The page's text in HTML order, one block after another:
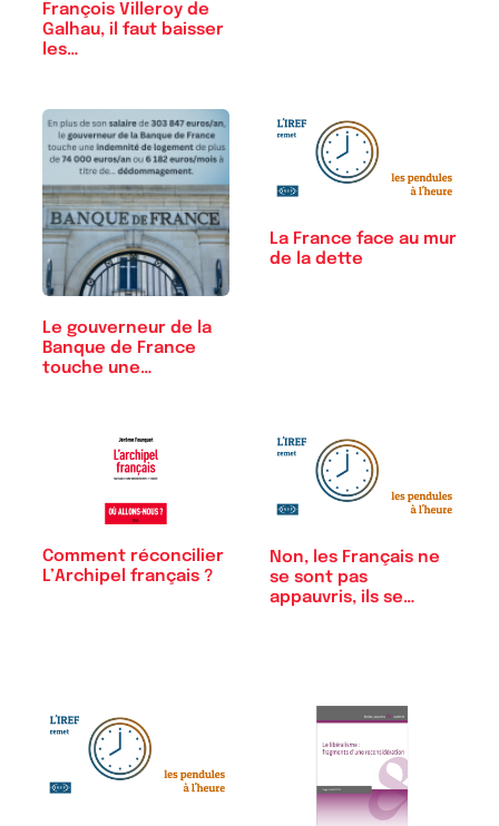
François Villeroy de
Galhau, il faut baisser
les…
Le gouverneur de la
Banque de France
touche une…
La France face au mur
de la dette
Comment réconcilier
L’Archipel français ?
Non, les Français ne
se sont pas
appauvris, ils se…